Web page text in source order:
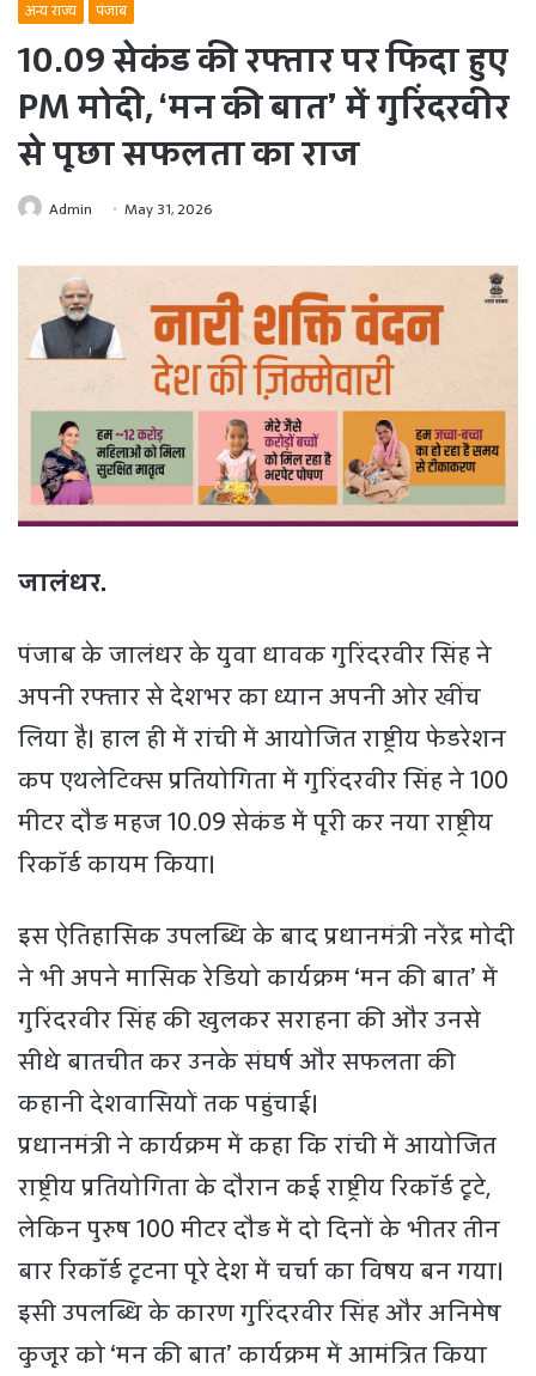
अन्य राज्य पंजाब
10.09 सेकंड की रफ्तार पर फिदा हुए
PM मोदी, ‘मन की बात’ में गुरिंदरवीर
से पूछा सफलता का राज
Admin May 31, 2026
जालंधर.
पंजाब के जालंधर के युवा धावक गुरिंदरवीर सिंह ने
अपनी रफ्तार से देशभर का ध्यान अपनी ओर खींच
लिया है। हाल ही में रांची में आयोजित राष्ट्रीय फेडरेशन
कप एथलेटिक्स प्रतियोगिता में गुरिंदरवीर सिंह ने 100
मीटर दौड़ महज 10.09 सेकंड में पूरी कर नया राष्ट्रीय
रिकॉर्ड कायम किया।
इस ऐतिहासिक उपलब्धि के बाद प्रधानमंत्री नरेंद्र मोदी
ने भी अपने मासिक रेडियो कार्यक्रम ‘मन की बात’ में
गुरिंदरवीर सिंह की खुलकर सराहना की और उनसे
सीधे बातचीत कर उनके संघर्ष और सफलता की
कहानी देशवासियों तक पहुंचाई।
प्रधानमंत्री ने कार्यक्रम में कहा कि रांची में आयोजित
राष्ट्रीय प्रतियोगिता के दौरान कई राष्ट्रीय रिकॉर्ड टूटे,
लेकिन पुरुष 100 मीटर दौड़ में दो दिनों के भीतर तीन
बार रिकॉर्ड टूटना पूरे देश में चर्चा का विषय बन गया।
इसी उपलब्धि के कारण गुरिंदरवीर सिंह और अनिमेष
कुजूर को ‘मन की बात’ कार्यक्रम में आमंत्रित किया